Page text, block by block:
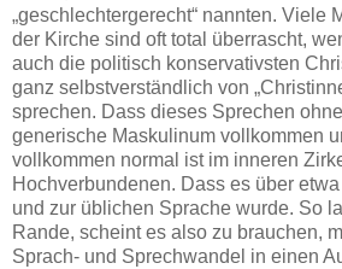
„geschlechtergerecht“ nannten. Viele
der Kirche sind oft total überrascht,
auch die politisch konservativsten
ganz selbstverständlich von
sprechen. Dass dieses Sprechen
generische Maskulinum vollkommen
vollkommen normal ist im inneren
Hochverbundenen. Dass es über
und zur üblichen Sprache wurde. So
Rande, scheint es also zu brauchen,
Sprach- und Sprechwandel in einen